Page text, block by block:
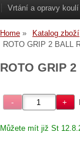
Vrtání a opravy koulí
Home Katalog zboží
ROTO GRIP 2 BALL
ROTO GRIP
Můžete mít již St